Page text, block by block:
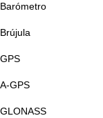
Barómetro
Brújula
GPS
A-GPS
GLONASS